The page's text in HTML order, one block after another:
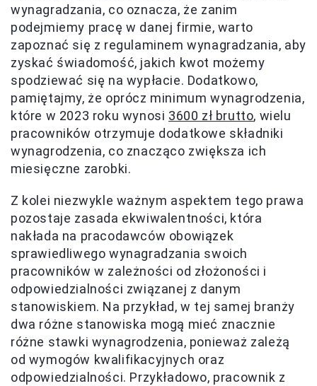
wynagradzania, co oznacza, że zanim
podejmiemy pracę w danej firmie, warto
zapoznać się z regulaminem wynagradzania, aby
zyskać świadomość, jakich kwot możemy
spodziewać się na wypłacie. Dodatkowo,
pamiętajmy, że oprócz minimum wynagrodzenia,
które w 2023 roku wynosi 3600 zł brutto, wielu
pracowników otrzymuje dodatkowe składniki
wynagrodzenia, co znacząco zwiększa ich
miesięczne zarobki.
Z kolei niezwykle ważnym aspektem tego prawa
pozostaje zasada ekwiwalentności, która
nakłada na pracodawców obowiązek
sprawiedliwego wynagradzania swoich
pracowników w zależności od złożoności i
odpowiedzialności związanej z danym
stanowiskiem. Na przykład, w tej samej branży
dwa różne stanowiska mogą mieć znacznie
różne stawki wynagrodzenia, ponieważ zależą
od wymogów kwalifikacyjnych oraz
odpowiedzialności. Przykładowo, pracownik z